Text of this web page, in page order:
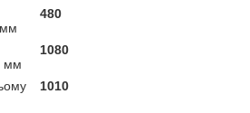
480
мм
1080
1010